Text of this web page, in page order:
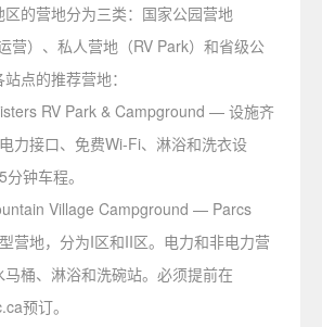
的营地分为三类：国家公园营地
营）、私人营地（RV Park）和省级公
点的推荐营地：
RV Park & Campground — 设施齐
力接口、免费Wi-Fi、淋浴和洗衣设
钟车程。
Village Campground — Parcs
营地，分为I区和II区。电力和非电力营
桶、淋浴和洗碗站。必须提前在
预订。